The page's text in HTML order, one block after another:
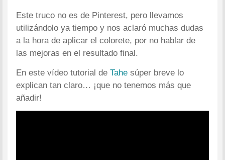
Este truco no es de Pinterest, pero llevamos
utilizándolo ya tiempo y nos aclaró muchas dudas
a la hora de aplicar el colorete, por no hablar de
las mejoras en el resultado final.
En este vídeo tutorial deTahesúper breve lo
explican tan claro… ¡que no tenemos más que
añadir!